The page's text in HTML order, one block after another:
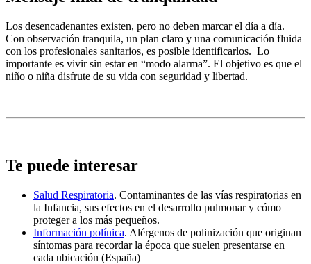
Los desencadenantes existen, pero no deben marcar el día a día.
Con observación tranquila, un plan claro y una comunicación fluida
con los profesionales sanitarios, es posible identificarlos. Lo
importante es vivir sin estar en “modo alarma”. El objetivo es que el
niño o niña disfrute de su vida con seguridad y libertad.
Te puede interesar
Salud Respiratoria. Contaminantes de las vías respiratorias en
la Infancia, sus efectos en el desarrollo pulmonar y cómo
proteger a los más pequeños.
Información polínica. Alérgenos de polinización que originan
síntomas para recordar la época que suelen presentarse en
cada ubicación (España)